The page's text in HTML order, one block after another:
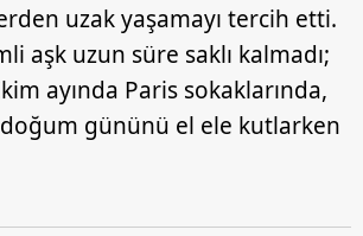
hizmet sunabilmek için İnternet
ve üçüncü kişilere ait çerezler
çerezler vasıtasıyla çeşitli kişisel
olup gerekli olan çerezler bilgi
sunulması amacıyla
çerezler, sitemizin daha işlevsel
uzak yaşamayı tercih etti.
aşk uzun süre saklı kalmadı;
ayında Paris sokaklarında,
gününü el ele kutlarken